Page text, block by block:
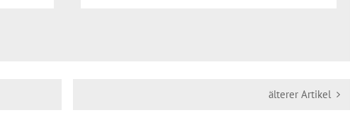
älterer Artikel